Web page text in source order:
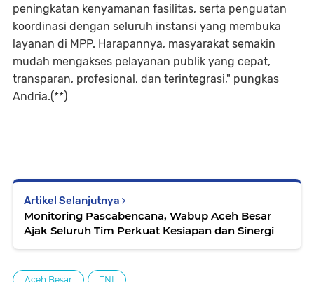
peningkatan kenyamanan fasilitas, serta penguatan
koordinasi dengan seluruh instansi yang membuka
layanan di MPP. Harapannya, masyarakat semakin
mudah mengakses pelayanan publik yang cepat,
transparan, profesional, dan terintegrasi," pungkas
Andria.(**)
Artikel Selanjutnya
Monitoring Pascabencana, Wabup Aceh Besar
Ajak Seluruh Tim Perkuat Kesiapan dan Sinergi
Aceh Besar TNI